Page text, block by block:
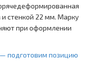
стенкой 22 мм. Марку
при оформлении
подготовим позицию